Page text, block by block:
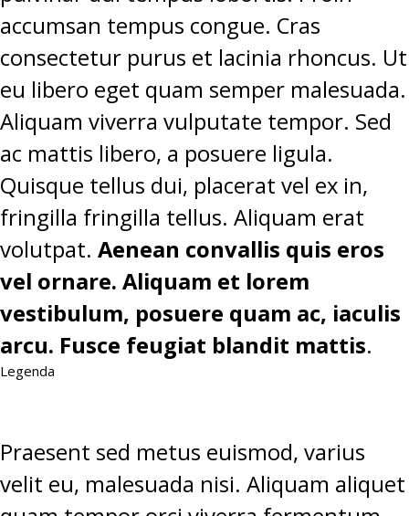
accumsan tempus congue. Cras
consectetur purus et lacinia rhoncus. Ut
eu libero eget quam semper malesuada.
Aliquam viverra vulputate tempor. Sed
ac mattis libero, a posuere ligula.
Quisque tellus dui, placerat vel ex in,
fringilla fringilla tellus. Aliquam erat
volutpat. Aenean convallis quis eros
vel ornare. Aliquam et lorem
vestibulum, posuere quam ac, iaculis
arcu. Fusce feugiat blandit mattis.
Legenda
Praesent sed metus euismod, varius
velit eu, malesuada nisi. Aliquam aliquet